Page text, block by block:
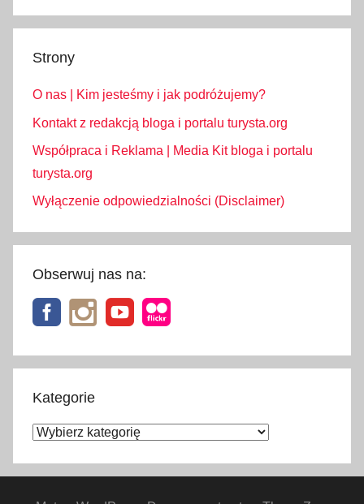
Strony
O nas | Kim jesteśmy i jak podróżujemy?
Kontakt z redakcją bloga i portalu turysta.org
Współpraca i Reklama | Media Kit bloga i portalu
turysta.org
Wyłączenie odpowiedzialności (Disclaimer)
Obserwuj nas na:
Kategorie
Kategorie